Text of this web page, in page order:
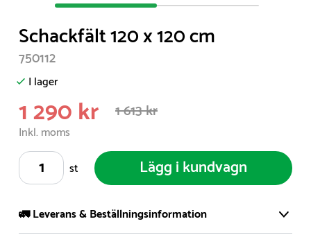
of
2
Schackfält 120 x 120 cm
750112
I lager
1 290 kr 1 613 kr
Inkl. moms
st
Lägg i kundvagn
🚛 Leverans & Beställningsinformation